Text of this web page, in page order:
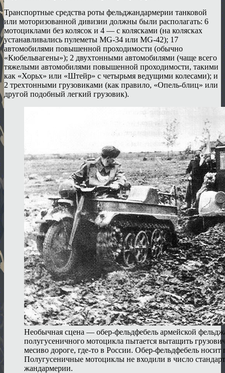
Транспортные средства роты фельджандармерии танковой
или моторизованной дивизии должны были располагать: 6
мотоциклами без колясок и 4 — с колясками (на колясках
устанавливались пулеметы MG-34 или MG-42); 17
автомобилями повышенной проходимости (обычно
«Кюбельвагены»); 2 двухтонными автомобилями (чаще всего
тяжелыми автомобилями повышенной проходимости, такими
как «Хорьх» или «Штейр» с четырьмя ведущими колесами); и
2 трехтонными грузовиками (как правило, «Опель-блиц» или
другой подобный легкий грузовик).
Необычная сцена — обер-фельдфебель армейской
полугусеничного мотоцикла пытается вытащить
месиво дороге, где-то в России. Обер-фельдфебель носит
Полугусеничные мотоциклы не входили в число
жандармерии.